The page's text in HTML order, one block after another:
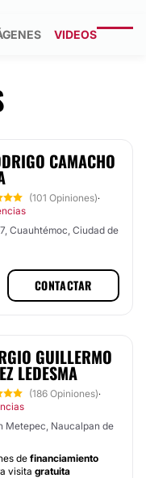
VIDEOS
CAMACHO
(101 Opiniones)·
Cuauhtémoc, Ciudad de
CONTACTAR
GUILLERMO
LEDESMA
(186 Opiniones)·
Metepec, Naucalpan de
de financiamiento
visita gratuita